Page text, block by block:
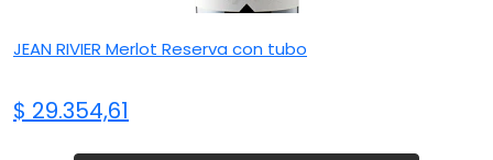
JEAN RIVIER Merlot Reserva con tubo
$ 29.354,61